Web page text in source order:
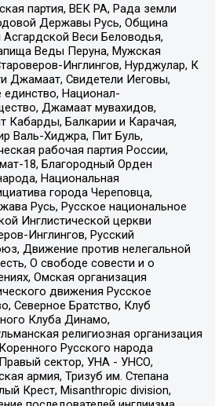
партия, ВЕК РА, Рада земли
Державы Русь, Община
Веси Беловодья,
Веды Перуна, Мужская
Инглингов, Нурджулар, К
Джамаат, Свидетели Иеговы,
единство, Национал-
Джамаат мувахидов,
Кабарды, Балкарии и Карачая,
Валь-Хиджра, Пит Буль,
рабочая партия России,
18, Благородный Орден
Национальная
города Череповца,
Русь, Русское национальное
Инглистической церкви
Инглингов, Русский
Движение против нелегальной
О свободе совести и о
Омская организация
движения Русское
Северное Братство, Клуб
Клуба Динамо,
религиозная организация
Русского народа
сектор, УНА - УНСО,
армия, Тризуб им. Степана
Крест, Misanthropic division,